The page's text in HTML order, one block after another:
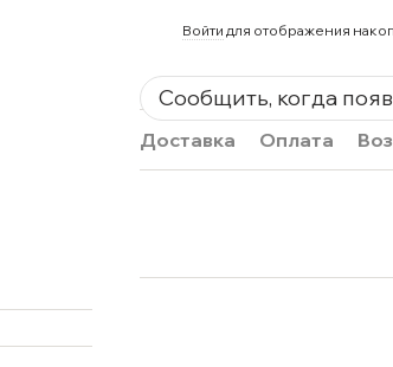
Войти для отображения
Сообщить, когда
Доставка Оплата